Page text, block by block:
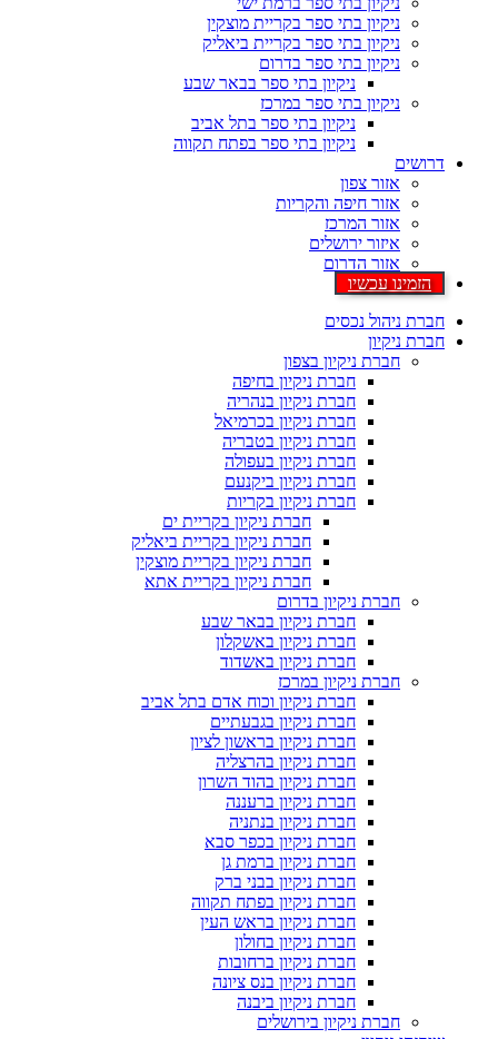
ניקיון בתי ספר בקריית מוצקין
ניקיון בתי ספר בקריית ביאליק
ניקיון בתי ספר בדרום
ניקיון בתי ספר בבאר שבע
ניקיון בתי ספר במרכז
ניקיון בתי ספר בתל אביב
ניקיון בתי ספר בפתח תקווה
דרושים
אזור צפון
אזור חיפה והקריות
אזור המרכז
איזור ירושלים
אזור הדרום
הזמינו עכשיו
חברת ניהול נכסים
חברת ניקיון
חברת ניקיון בצפון
חברת ניקיון בחיפה
חברת ניקיון בנהריה
חברת ניקיון בכרמיאל
חברת ניקיון בטבריה
חברת ניקיון בעפולה
חברת ניקיון ביקנעם
חברת ניקיון בקריות
חברת ניקיון בקריית ים
חברת ניקיון בקריית ביאליק
חברת ניקיון בקריית מוצקין
חברת ניקיון בקריית אתא
חברת ניקיון בדרום
חברת ניקיון בבאר שבע
חברת ניקיון באשקלון
חברת ניקיון באשדוד
חברת ניקיון במרכז
חברת ניקיון וכוח אדם בתל אביב
חברת ניקיון בגבעתיים
חברת ניקיון בראשון לציון
חברת ניקיון בהרצליה
חברת ניקיון בהוד השרון
חברת ניקיון ברעננה
חברת ניקיון בנתניה
חברת ניקיון בכפר סבא
חברת ניקיון ברמת גן
חברת ניקיון בבני ברק
חברת ניקיון בפתח תקווה
חברת ניקיון בראש העין
חברת ניקיון בחולון
חברת ניקיון ברחובות
חברת ניקיון בנס ציונה
חברת ניקיון ביבנה
חברת ניקיון בירושלים